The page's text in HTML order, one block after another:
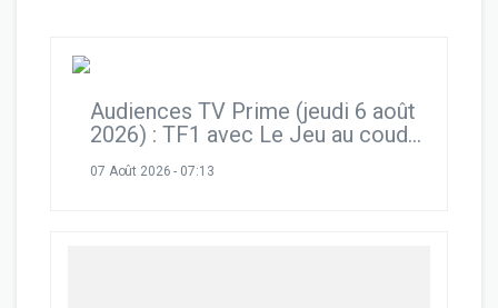
Audiences TV Prime (jeudi 6 août
2026) : TF1 avec Le Jeu au coude-
à-coude avec France 5, Laurent
Gerra résiste et écrase Cauchemar
07 Août 2026 - 07:13